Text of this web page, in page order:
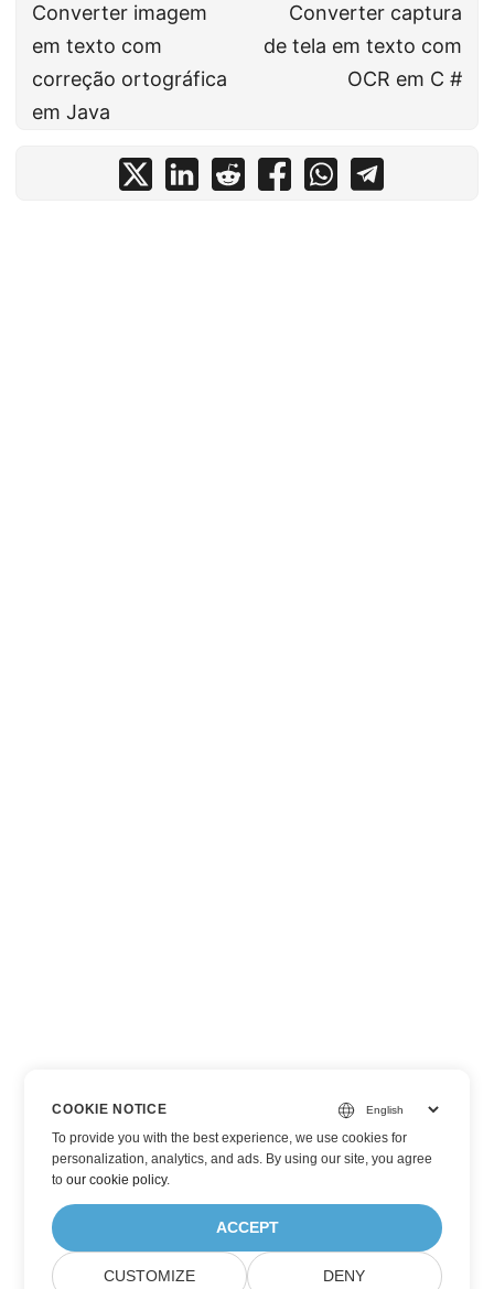
Converter imagem
em texto com
correção ortográfica
em Java
Converter captura
de tela em texto com
OCR em C #
COOKIE NOTICE
To provide you with the best experience, we use cookies for
personalization, analytics, and ads. By using our site, you agree
toour cookie policy.
ACCEPT
CUSTOMIZE DENY